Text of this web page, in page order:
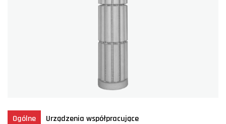
Ogólne
Urządzenia współpracujące